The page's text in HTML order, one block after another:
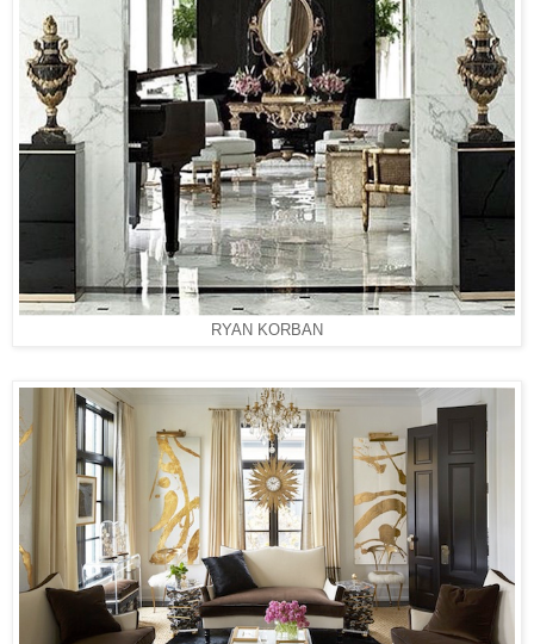
RYAN KORBAN